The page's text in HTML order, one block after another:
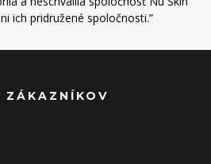
ich pridružené spoločnosti.”
ZÁKAZNÍKOV